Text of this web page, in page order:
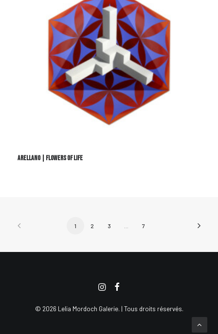
ARELLANO | FLOWERS OF LIFE
1 2 3 7
© 2026 Lelia Mordoch Galerie. | Tous droits réservés.